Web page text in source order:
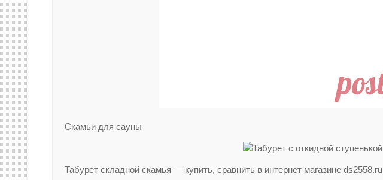
Скамьи для сауны
Табурет складной скамья — купить, сравнить в интернет магазине ds2558.ru